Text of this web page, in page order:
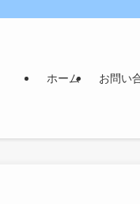
ホーム お問い